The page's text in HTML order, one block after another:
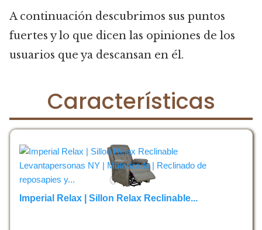
A continuación descubrimos sus puntos
fuertes y lo que dicen las opiniones de los
usuarios que ya descansan en él.
Características
Imperial Relax | Sillon Relax Reclinable...